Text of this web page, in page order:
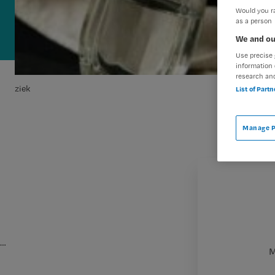
ziek
…
Would you
as a person
We and
Use
information
research
List of
Manage